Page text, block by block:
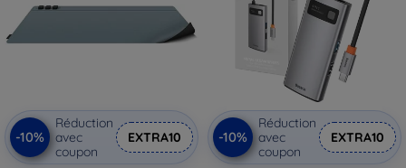
-10%
Réduction
avec
coupon
EXTRA10 -10%
Réduction
avec
coupon
EXTRA10